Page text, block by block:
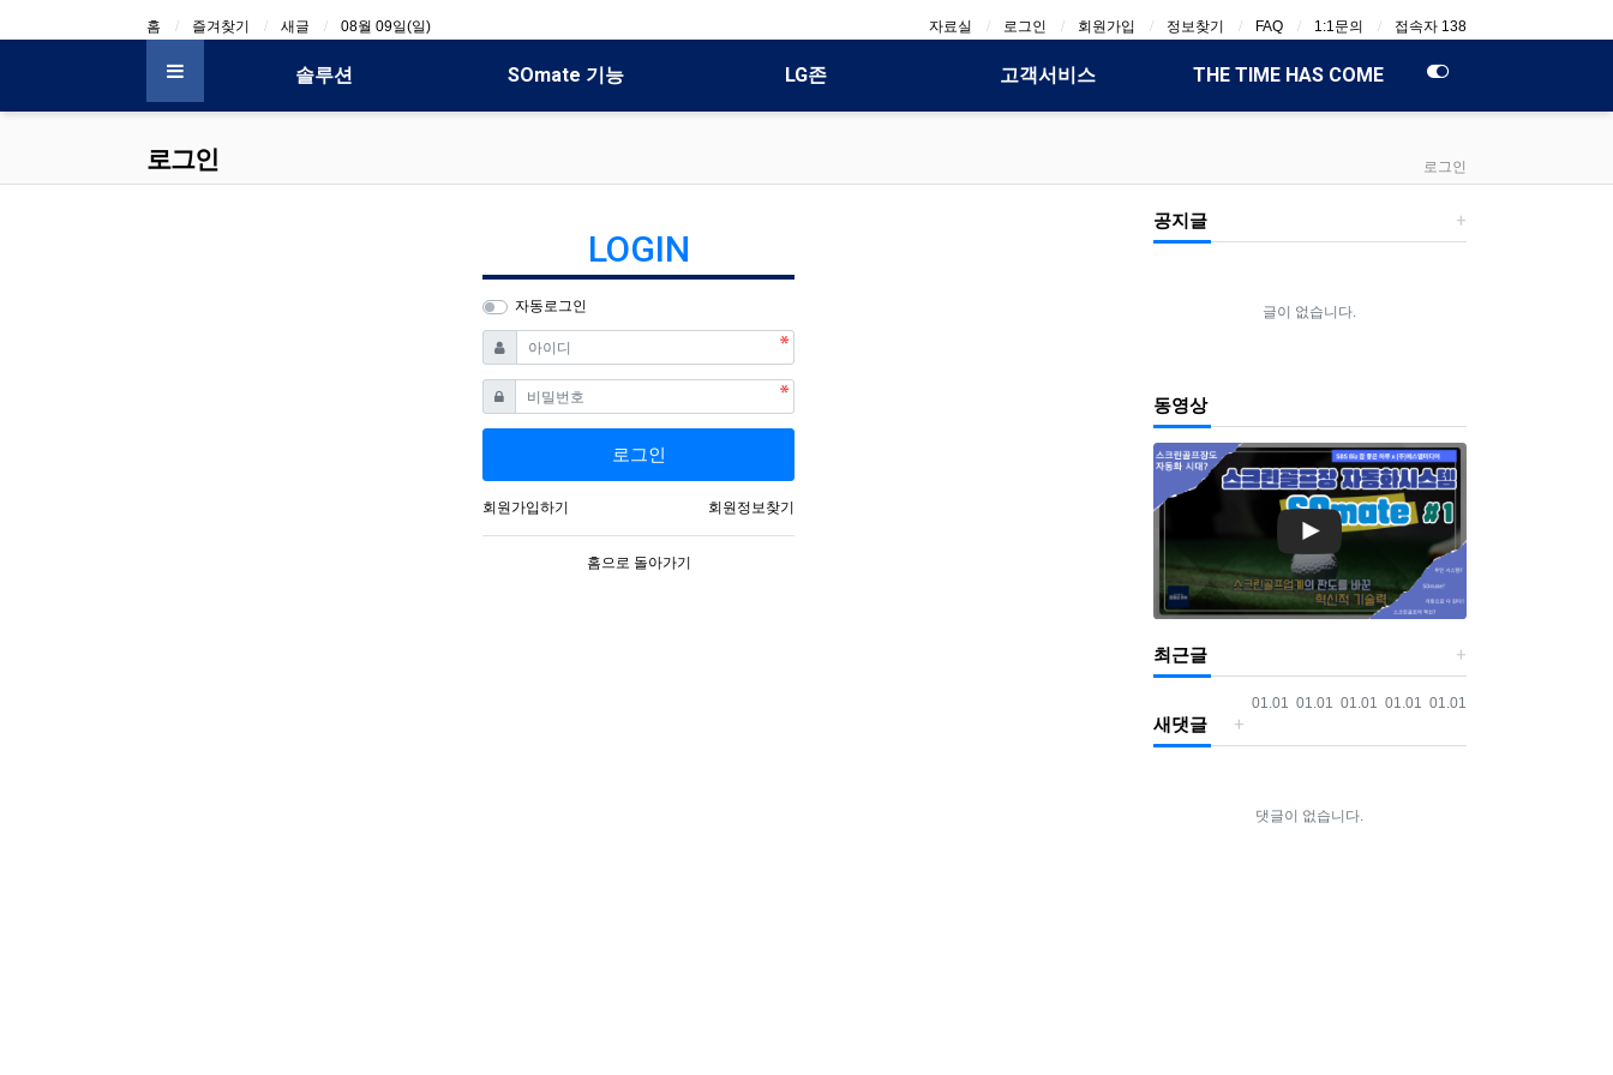
홈 즐겨찾기 새글 08월 09일(일) 자료실 로그인 회원가입 정보찾기 FAQ 1:1문의 접속자 138
솔루션 SOmate 기능 LG존 고객서비스 THE TIME HAS COME
로그인
로그인
LOGIN
자동로그인
아이디 필수
비밀번호필수
로그인
회원가입하기 회원정보찾기
홈으로 돌아가기
공지글
글이 없습니다.
동영상
최근글
등록일
01.01
등록일
01.01
등록일
01.01
등록일
01.01
등록일
01.01
새댓글
댓글이 없습니다.